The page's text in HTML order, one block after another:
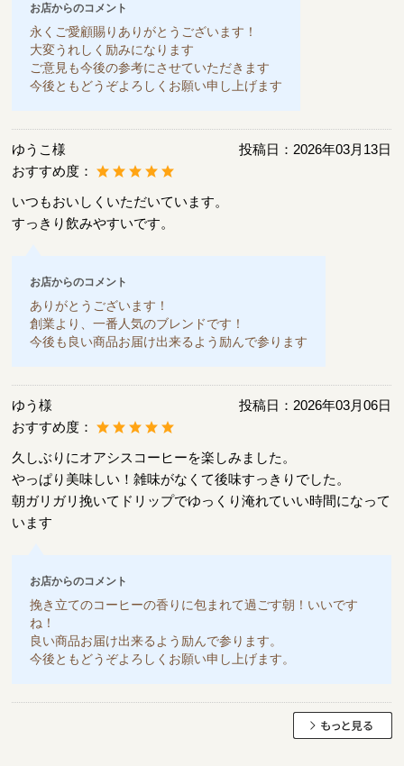
お店からのコメント
永くご愛顧賜りありがとうございます！
大変うれしく励みになります
ご意見も今後の参考にさせていただきます
今後ともどうぞよろしくお願い申し上げます
ゆうこ様 投稿日： 2026年03月13日
おすすめ度：
いつもおいしくいただいています。
すっきり飲みやすいです。
お店からのコメント
ありがとうございます！
創業より、一番人気のブレンドです！
今後も良い商品お届け出来るよう励んで参ります
ゆう様 投稿日： 2026年03月06日
おすすめ度：
久しぶりにオアシスコーヒーを楽しみました。
やっぱり美味しい！雑味がなくて後味すっきりでした。
朝ガリガリ挽いてドリップでゆっくり淹れていい時間になって
います
お店からのコメント
挽き立てのコーヒーの香りに包まれて過ごす朝！いいです
ね！
良い商品お届け出来るよう励んで参ります。
今後ともどうぞよろしくお願い申し上げます。